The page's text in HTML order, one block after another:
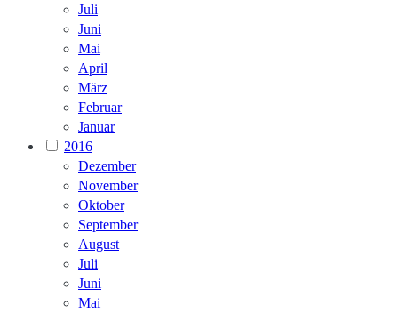
Juli
Juni
Mai
April
März
Februar
Januar
2016
Dezember
November
Oktober
September
August
Juli
Juni
Mai